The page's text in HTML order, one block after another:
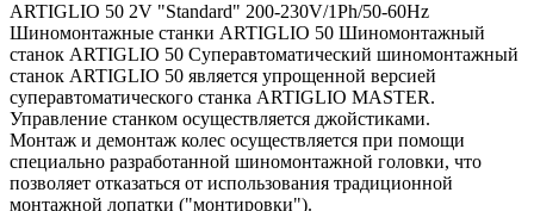
ARTIGLIO 50 2V "Standard" 200-230V/1Ph/50-60Hz
Шиномонтажные станки ARTIGLIO 50 Шиномонтажный
станок ARTIGLIO 50 Суперавтоматический шиномонтажный
станок ARTIGLIO 50 является упрощенной версией
суперавтоматического станка ARTIGLIO MASTER.
Управление станком осуществляется джойстиками.
Монтаж и демонтаж колес осуществляется при помощи
специально разработанной шиномонтажной головки, что
позволяет отказаться от использования традиционной
монтажной лопатки ("монтировки").